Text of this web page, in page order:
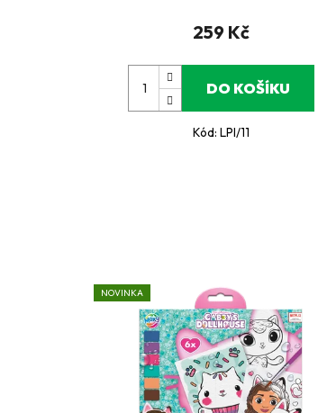
259 Kč
DO KOŠÍKU
Kód: LPI/11
NOVINKA